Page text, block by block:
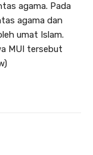
agama. Pada
agama dan
umat Islam.
MUI tersebut